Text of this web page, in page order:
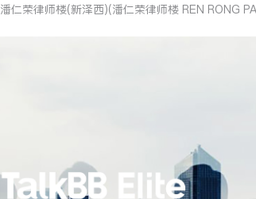
潘仁荣律师楼(新泽西)(潘仁荣律师楼 REN RONG